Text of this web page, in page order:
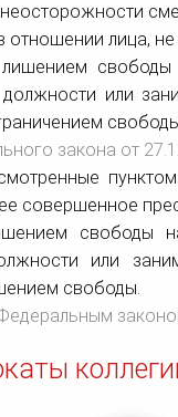
лица, не
лишением
или
закона от
совершенное
свободы
или
свободы.